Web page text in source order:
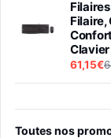
Filaire,
Clavier
61,15€
trs/
Toutes nos